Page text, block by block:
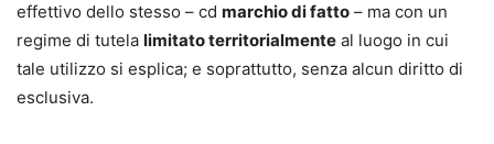
effettivo dello stesso – cd marchio di fatto – ma con un
regime di tutela limitato territorialmente al luogo in cui
tale utilizzo si esplica; e soprattutto, senza alcun diritto di
esclusiva.